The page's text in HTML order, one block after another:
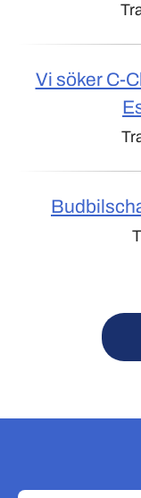
Vi söker C-